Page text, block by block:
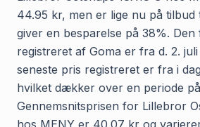
44.95 kr, men er lige nu på
giver en besparelse på 38%. Den
registreret af Goma er fra d. 2.
seneste pris registreret er fra i
hvilket dækker over en periode
Gennemsnitsprisen for Lillebror
hos MENY er 40.07 kr og